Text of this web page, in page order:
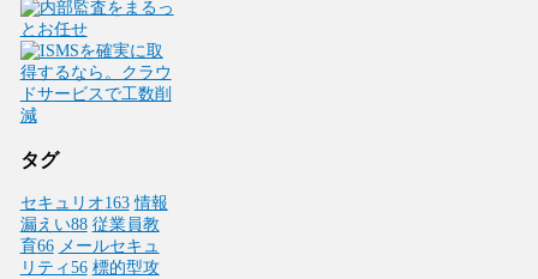
タグ
セキュリオ163 情報
漏えい88 従業員教
育66 メールセキュ
リティ 56 標的型攻